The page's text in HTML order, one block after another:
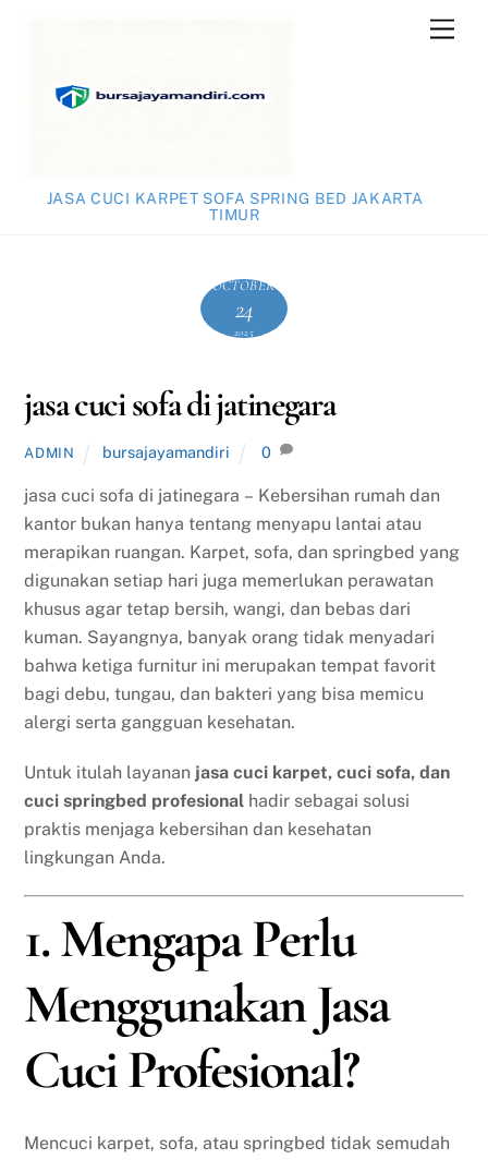
JASA CUCI KARPET SOFA SPRING BED JAKARTA
TIMUR
OCTOBER
24
2025
jasa cuci sofa di jatinegara
ADMIN bursajayamandiri 0
jasa cuci sofa di jatinegara – Kebersihan rumah dan
kantor bukan hanya tentang menyapu lantai atau
merapikan ruangan. Karpet, sofa, dan springbed yang
digunakan setiap hari juga memerlukan perawatan
khusus agar tetap bersih, wangi, dan bebas dari
kuman. Sayangnya, banyak orang tidak menyadari
bahwa ketiga furnitur ini merupakan tempat favorit
bagi debu, tungau, dan bakteri yang bisa memicu
alergi serta gangguan kesehatan.
Untuk itulah layanan jasa cuci karpet, cuci sofa, dan
cuci springbed profesional hadir sebagai solusi
praktis menjaga kebersihan dan kesehatan
lingkungan Anda.
1. Mengapa Perlu
Menggunakan Jasa
Cuci Profesional?
Mencuci karpet, sofa, atau springbed tidak semudah